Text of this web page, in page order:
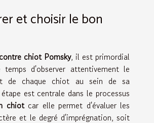
et choisir le bon
chiot Pomsky, il est primordial
temps d'observer attentivement le
de chaque chiot au sein de sa
est centrale dans le processus
chiotcar elle permet d'évaluer les
et le degré d'imprégnation, soit